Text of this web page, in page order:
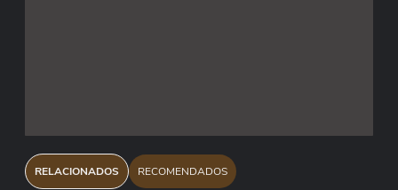
RELACIONADOS RECOMENDADOS